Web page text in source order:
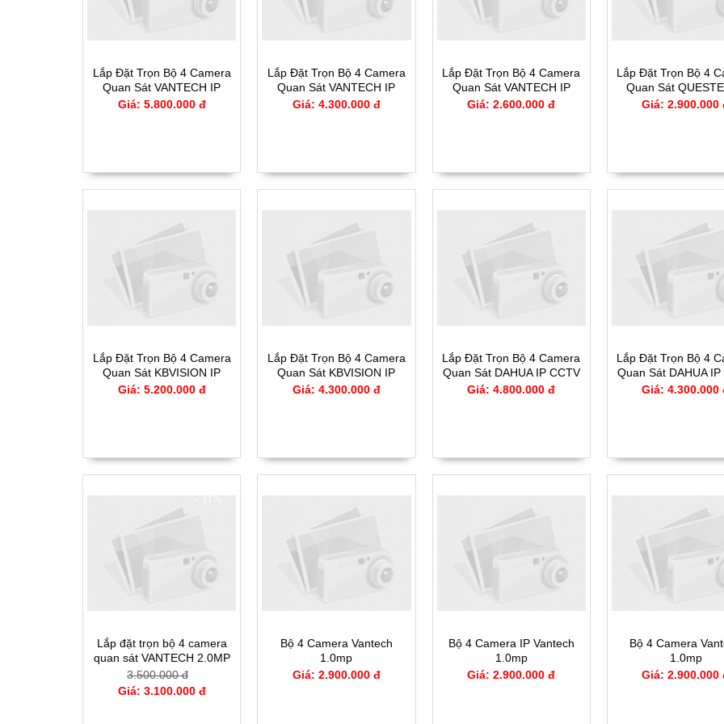
Lắp Đặt Trọn Bộ 4 Camera
Quan Sát VANTECH IP
CCTV - 2594IP
Giá: 5.800.000 đ
Lắp Đặt Trọn Bộ 4 Camera
Quan Sát VANTECH IP
CCTV - 2394IP
Giá: 4.300.000 đ
Lắp Đặt Trọn Bộ 4 Camera
Quan Sát VANTECH IP
CCTV - 1514IP
Giá: 2.600.000 đ
Lắp Đặt Trọn Bộ 4
Quan Sát
CCTV - 4164IP
Giá: 2.900.000
Lắp Đặt Trọn Bộ 4 Camera
Quan Sát KBVISION IP
CCTV - Y2004IP
Giá: 5.200.000 đ
Lắp Đặt Trọn Bộ 4 Camera
Quan Sát KBVISION IP
CCTV - Y1004IP
Giá: 4.300.000 đ
Lắp Đặt Trọn Bộ 4 Camera
Quan Sát DAHUA IP CCTV
- 2304IP
Giá: 4.800.000 đ
Lắp Đặt Trọn Bộ 4
Quan Sát DAHUA IP
- 2134IP
Giá: 4.300.000
Lắp đặt trọn bộ 4 camera
quan sát VANTECH 2.0MP
CCTV-VP1504A
3.500.000 đ
Giá: 3.100.000 đ
Bộ 4 Camera Vantech
1.0mp
Giá: 2.900.000 đ
Bộ 4 Camera IP Vantech
1.0mp
Giá: 2.900.000 đ
Bộ 4 Camera
1.0mp
Giá: 2.900.000